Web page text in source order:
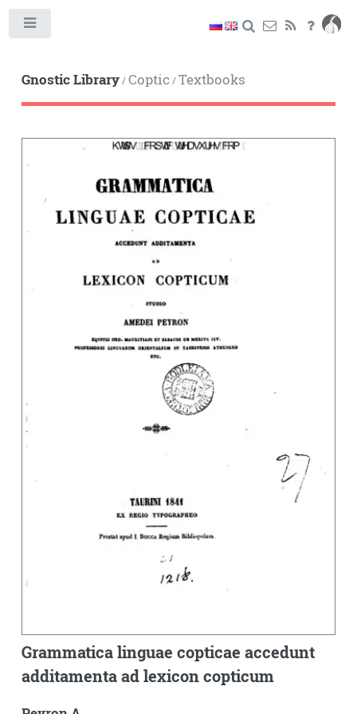
Gnostic Library/Coptic/Textbooks
Grammatica linguae copticae accedunt
additamenta ad lexicon copticum